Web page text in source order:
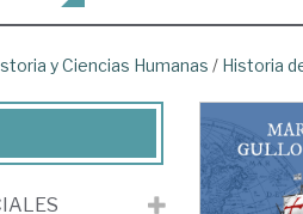
y Ciencias Humanas / Historia